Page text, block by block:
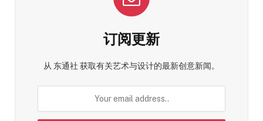
订阅更新
从 东通社 获取有关艺术与设计的最新创意新闻。